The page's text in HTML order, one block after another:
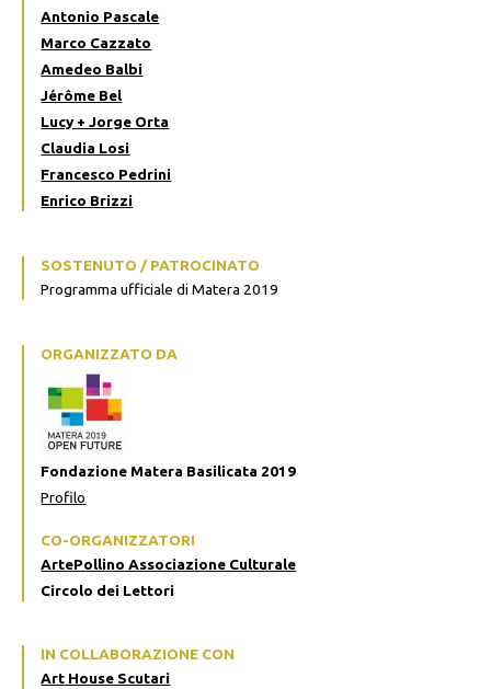
Antonio Pascale
Marco Cazzato
Amedeo Balbi
Jérôme Bel
Lucy + Jorge Orta
Claudia Losi
Francesco Pedrini
Enrico Brizzi
SOSTENUTO / PATROCINATO
Programma ufficiale di Matera 2019
ORGANIZZATO DA
Fondazione Matera Basilicata 2019
Profilo
CO-ORGANIZZATORI
ArtePollino Associazione Culturale
Circolo dei Lettori
IN COLLABORAZIONE CON
Art House Scutari